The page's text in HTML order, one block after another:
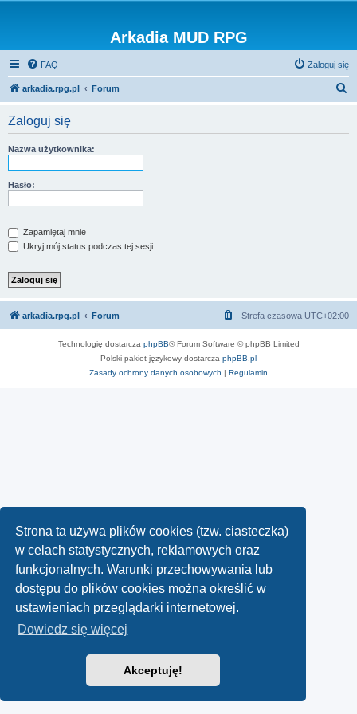
Strona ta używa plików cookies (tzw. ciasteczka)
w celach statystycznych, reklamowych oraz
funkcjonalnych. Warunki przechowywania lub
dostępu do plików cookies można określić w
ustawieniach przeglądarki internetowej.
Dowiedz się więcej
Akceptuję!
Arkadia MUD RPG
FAQ Zaloguj się
arkadia.rpg.pl Forum
Zaloguj się
Nazwa użytkownika:
Hasło:
Zapamiętaj mnie
Ukryj mój status podczas tej sesji
arkadia.rpg.pl Forum Strefa czasowa UTC+02:00
Technologię dostarcza phpBB® Forum Software © phpBB Limited
Polski pakiet językowy dostarcza phpBB.pl
Zasady ochrony danych osobowych | Regulamin